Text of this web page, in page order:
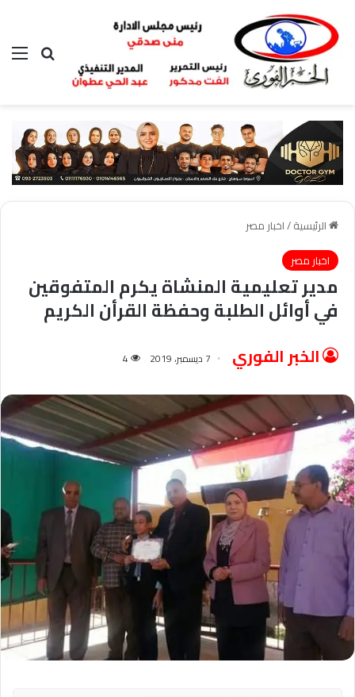
بحث عن
الرئيسية/اخبار مصر
اخبار مصر
مدير تعليمية المنشاة يكرم المتفوقين
في أوائل الطلبة وحفظة القرأن الكريم
الخبر الفوري 7 ديسمبر، 2019 4